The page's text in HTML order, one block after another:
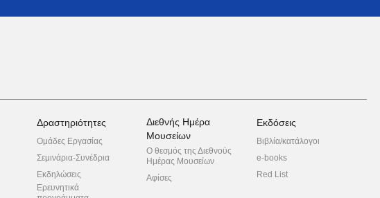
Δραστηριότητες
Ομάδες Εργασίας
Σεμινάρια-Συνέδρια
Εκδηλώσεις
Ερευνητικά
Διεθνής Ημέρα
Μουσείων
Ο θεσμός της Διεθνούς
Ημέρας Μουσείων
Αφίσες
Εκδόσεις
Βιβλία/κατάλογοι
e-books
Red List